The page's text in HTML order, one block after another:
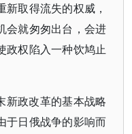
取得流失的权威，
会就匆匆出台，会进
政权陷入一种饮鸠止
新政改革的基本战略
于日俄战争的影响而